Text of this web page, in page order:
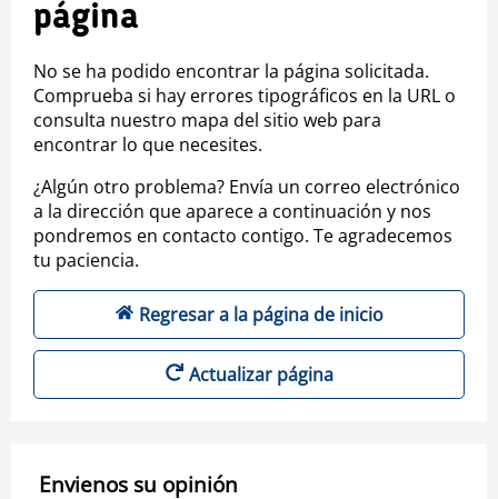
página
No se ha podido encontrar la página solicitada.
Comprueba si hay errores tipográficos en la URL o
consulta nuestro mapa del sitio web para
encontrar lo que necesites.
¿Algún otro problema? Envía un correo electrónico
a la dirección que aparece a continuación y nos
pondremos en contacto contigo. Te agradecemos
tu paciencia.
Regresar a la página de inicio
Actualizar página
Envienos su opinión